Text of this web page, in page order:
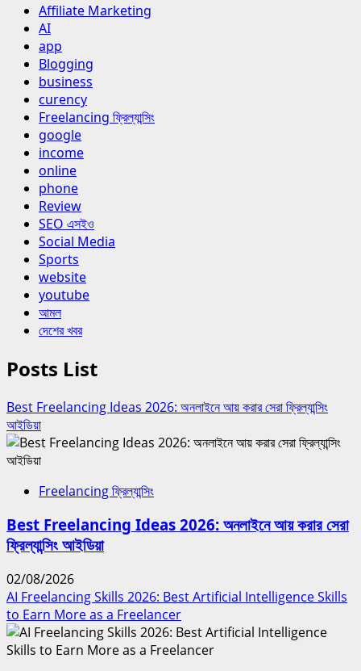
Affiliate Marketing
AI
app
Blogging
business
curency
Freelancing ফ্রিল্যান্সিং
google
income
online
phone
Review
SEO এসইও
Social Media
Sports
website
youtube
আমল
দেশের খবর
Posts List
Best Freelancing Ideas 2026: অনলাইনে আয় করার সেরা ফ্রিল্যান্সিং
আইডিয়া
Freelancing ফ্রিল্যান্সিং
Best Freelancing Ideas 2026: অনলাইনে আয় করার সেরা
ফ্রিল্যান্সিং আইডিয়া
02/08/2026
AI Freelancing Skills 2026: Best Artificial Intelligence Skills
to Earn More as a Freelancer